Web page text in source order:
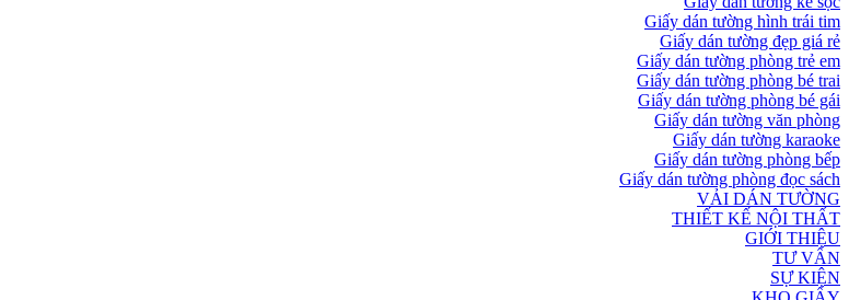
Giấy dán tường hình trái tim
Giấy dán tường đẹp giá rẻ
Giấy dán tường phòng trẻ em
Giấy dán tường phòng bé trai
Giấy dán tường phòng bé gái
Giấy dán tường văn phòng
Giấy dán tường karaoke
Giấy dán tường phòng bếp
Giấy dán tường phòng đọc sách
VẢI DÁN TƯỜNG
THIẾT KẾ NỘI THẤT
GIỚI THIỆU
TƯ VẤN
SỰ KIỆN